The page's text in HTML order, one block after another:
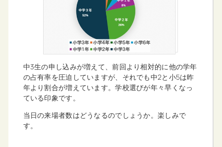
中3生の申し込みが増えて、前回より相対的に他の学年
の占有率を圧迫していますが、それでも中2と小5は昨
年より割合が増えています。学校選びが年々早くなっ
ている印象です。
当日の来場者数はどうなるのでしょうか。楽しみで
す。